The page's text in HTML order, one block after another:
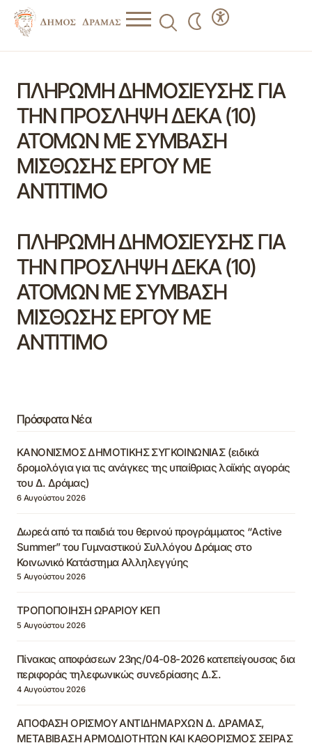
ΠΛΗΡΩΜΗ ΔΗΜΟΣΙΕΥΣΗΣ ΓΙΑ
ΤΗΝ ΠΡΟΣΛΗΨΗ ΔΕΚΑ (10)
ΑΤΟΜΩΝ ΜΕ ΣΥΜΒΑΣΗ
ΜΙΣΘΩΣΗΣ ΕΡΓΟΥ ΜΕ
ΑΝΤΙΤΙΜΟ
ΠΛΗΡΩΜΗ ΔΗΜΟΣΙΕΥΣΗΣ ΓΙΑ
ΤΗΝ ΠΡΟΣΛΗΨΗ ΔΕΚΑ (10)
ΑΤΟΜΩΝ ΜΕ ΣΥΜΒΑΣΗ
ΜΙΣΘΩΣΗΣ ΕΡΓΟΥ ΜΕ
ΑΝΤΙΤΙΜΟ
Πρόσφατα Νέα
ΚΑΝΟΝΙΣΜΟΣ ΔΗΜΟΤΙΚΗΣ ΣΥΓΚΟΙΝΩΝΙΑΣ (ειδικά
δρομολόγια για τις ανάγκες της υπαίθριας λαϊκής αγοράς
του Δ. Δράμας)
6 Αυγούστου 2026
Δωρεά από τα παιδιά του θερινού προγράμματος “Active
Summer” του Γυμναστικού Συλλόγου Δράμας στο
Κοινωνικό Κατάστημα Αλληλεγγύης
5 Αυγούστου 2026
ΤΡΟΠΟΠΟΙΗΣΗ ΩΡΑΡΙΟΥ ΚΕΠ
5 Αυγούστου 2026
Πίνακας αποφάσεων 23ης/04-08-2026 κατεπείγουσας δια
περιφοράς τηλεφωνικώς συνεδρίασης Δ.Σ.
4 Αυγούστου 2026
ΑΠΟΦΑΣΗ ΟΡΙΣΜΟΥ ΑΝΤΙΔΗΜΑΡΧΩΝ Δ. ΔΡΑΜΑΣ,
ΜΕΤΑΒΙΒΑΣΗ ΑΡΜΟΔΙΟΤΗΤΩΝ ΚΑΙ ΚΑΘΟΡΙΣΜΟΣ ΣΕΙΡΑΣ